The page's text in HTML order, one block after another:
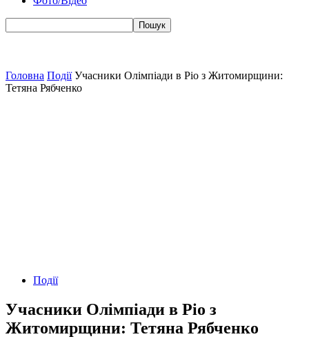
Головна Події Учасники Олімпіади в Ріо з Житомирщини:
Тетяна Рябченко
Події
Учасники Олімпіади в Ріо з
Житомирщини: Тетяна Рябченко